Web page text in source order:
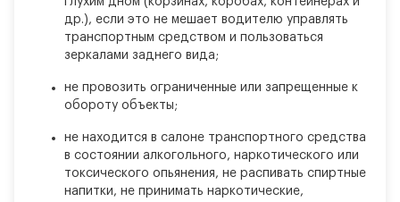
др.), если это не мешает водителю управлять
транспортным средством и пользоваться
зеркалами заднего вида;
не провозить ограниченные или запрещенные к
обороту объекты;
не находится в салоне транспортного средства
в состоянии алкогольного, наркотического или
токсического опьянения, не распивать спиртные
напитки, не принимать наркотические,